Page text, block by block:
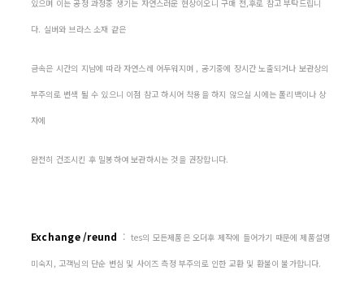
있으며 이는 공정 과정중 생기는 자연스러운 현상이오니 구매 전,후로 참고 부탁드립니
다. 실버와 브라스 소재 같은
금속은 시간의 지남에 따라 자연스레 어두워지며 , 공기중에 장시간 노출되거나 보관상의
부주의로 변색 될 수 있으니 이점 참고 하시어 착용을 하지 않으실 시에는 폴리백이나 상
자에
완전히 건조시킨 후 밀봉하여 보관하시는 것을 권장합니다.
Exchange /reund : tes의 모든제품은 오더후 제작에 들어가기 때문에 제품설명
미숙지, 고객님의 단순 변심 및 사이즈 측정 부주의로 인한 교환 및 환불이 불가합니다.